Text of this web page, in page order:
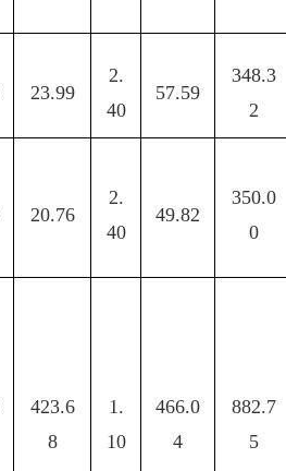
23.99
2.
40
57.59
348.3
2
20.76
2.
40
49.82
350.0
0
423.6
8
1.
10
466.0
4
882.7
5